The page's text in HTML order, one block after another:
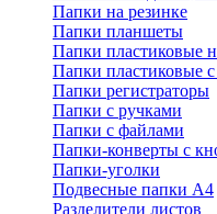
Папки на резинке
Папки планшеты
Папки пластиковые
Папки пластиковые
Папки регистраторы
Папки с ручками
Папки с файлами
Папки-конверты с
Папки-уголки
Подвесные папки А4
Разделители листов